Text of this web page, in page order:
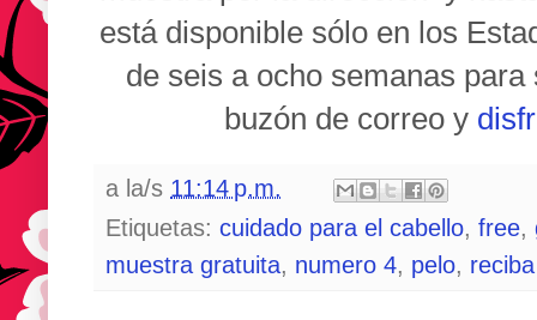
está disponible sólo en los
de seis a ocho semanas
buzón de correo y
a la/s 11:14 p.m.
Etiquetas: cuidado para el cabello, free,
muestra gratuita, numero 4, pelo,